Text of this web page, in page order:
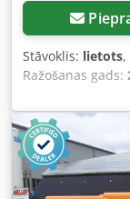
Stāvoklis: lietots
Ražošanas gads:
2 400 mm,
Stāvoklis:
Dy Alsx Aa Dokr
Garums: 1600 -
80 mm